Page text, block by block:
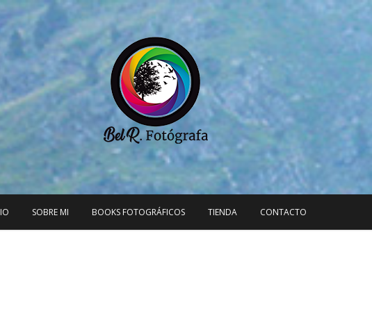
SOBRE MI BOOKS FOTOGRÁFICOS TIENDA CONTACTO